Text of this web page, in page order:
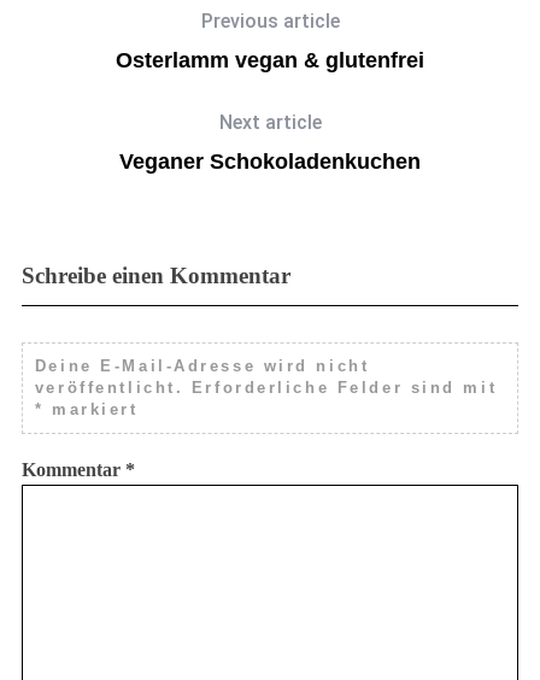
Previous article
Osterlamm vegan & glutenfrei
Next article
Veganer Schokoladenkuchen
Schreibe einen Kommentar
Deine E-Mail-Adresse wird nicht
veröffentlicht.
Erforderliche Felder sind mit
*
markiert
Kommentar *